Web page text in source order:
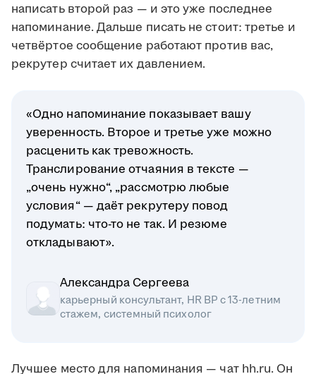
написать второй раз — и это уже последнее
напоминание. Дальше писать не стоит: третье и
четвёртое сообщение работают против вас,
рекрутер считает их давлением.
«Одно напоминание показывает вашу
уверенность. Второе и третье уже можно
расценить как тревожность.
Транслирование отчаяния в тексте —
„очень нужно“, „рассмотрю любые
условия“ — даёт рекрутеру повод
подумать: что-то не так. И резюме
откладывают».
Александра Сергеева
карьерный консультант, HR BP с 13-летним
стажем, системный психолог
Лучшее место для напоминания — чат hh.ru. Он